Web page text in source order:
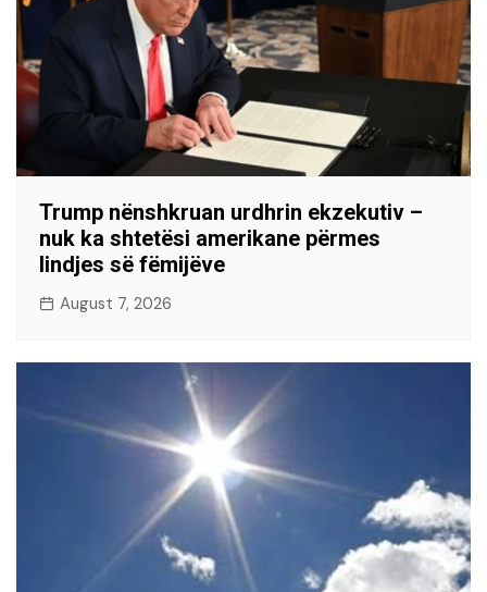
Trump nënshkruan urdhrin ekzekutiv –
nuk ka shtetësi amerikane përmes
lindjes së fëmijëve
August 7, 2026